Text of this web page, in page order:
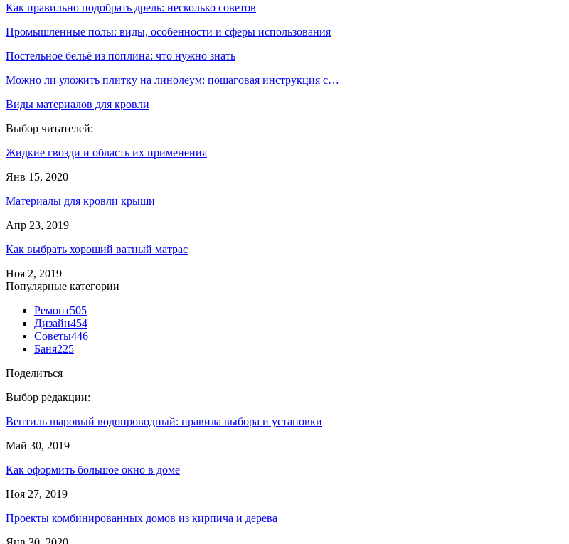
Как правильно подобрать дрель: несколько советов
Промышленные полы: виды, особенности и сферы использования
Постельное бельё из поплина: что нужно знать
Можно ли уложить плитку на линолеум: пошаговая инструкция с…
Виды материалов для кровли
Выбор читателей:
Жидкие гвозди и область их применения
Янв 15, 2020
Материалы для кровли крыши
Апр 23, 2019
Как выбрать хороший ватный матрас
Ноя 2, 2019
Популярные категории
Ремонт505
Дизайн454
Советы446
Баня225
Поделиться
Выбор редакции:
Вентиль шаровый водопроводный: правила выбора и установки
Май 30, 2019
Как оформить большое окно в доме
Ноя 27, 2019
Проекты комбинированных домов из кирпича и дерева